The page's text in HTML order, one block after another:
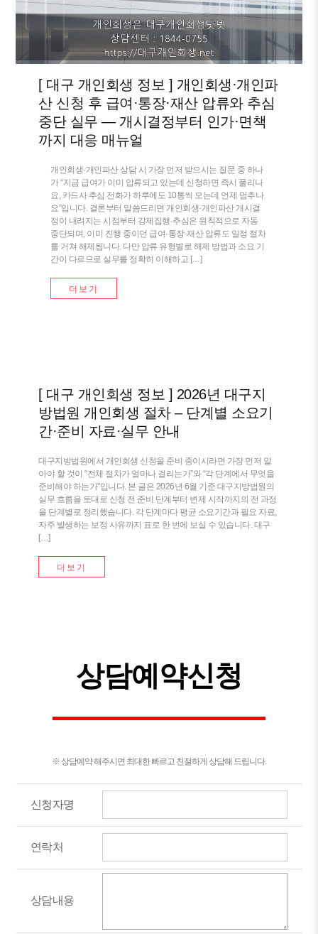
[ 대구 개인회생 정보 ] 개인회생·개인파
산 신청 후 급여·통장·재산 압류와 추심
중단 실무 — 개시결정부터 인가·면책
까지 대응 매뉴얼
개인회생·개인파산 상담 시 가장 먼저 받으시는 질문 중 하나
가 “지금 급여가 이미 압류되고 있는데 신청하면 즉시 풀리나
요, 카드사 추심 전화가 하루에도 10통씩 오는데 언제 멈추나
요”입니다. 결론부터 말씀드리면 개인회생·개인파산 개시결
정이 내려지는 시점부터 강제집행·추심은 원칙적으로 자동
중단되며, 이미 진행 중이던 급여·통장·재산 압류도 일정 절차
를 거쳐 해제됩니다. 다만 압류 유형별로 해제 방법과 소요 기
간이 다르므로 실무를 정확히 이해하고 […]
더보기
[ 대구 개인회생 정보 ] 2026년 대구지
방법원 개인회생 절차 – 단계별 소요기
간·준비 자료·실무 안내
대구지방법원에서 개인회생 신청을 준비 중이시라면 가장 먼저 알
아야 할 것이 “전체 절차가 얼마나 걸리는가”와 “각 단계에서 무엇을
준비해야 하는가”입니다. 본 글은 2026년 6월 기준 대구지방법원의
실무 흐름을 토대로 신청 전 준비 단계부터 변제 시작까지의 전 과정
을 단계별로 정리했습니다. 각 단계마다 평균 소요기간과 필요 자료,
자주 발생하는 보정 사유까지 표로 한 번에 보실 수 있습니다. 대구
[…]
더보기
상담예약신청
※ 상담예약 해주시면 최대한 빠르고 친절하게 상담해 드립니다.
신청자명
연락처
상담내용